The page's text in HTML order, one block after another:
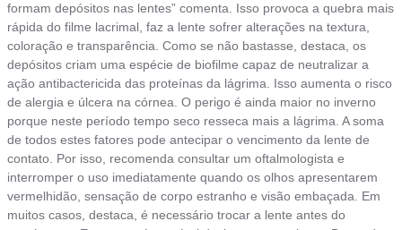
formam depósitos nas lentes” comenta. Isso provoca a quebra mais
rápida do filme lacrimal, faz a lente sofrer alterações na textura,
coloração e transparência. Como se não bastasse, destaca, os
depósitos criam uma espécie de biofilme capaz de neutralizar a
ação antibactericida das proteínas da lágrima. Isso aumenta o risco
de alergia e úlcera na córnea. O perigo é ainda maior no inverno
porque neste período tempo seco resseca mais a lágrima. A soma
de todos estes fatores pode antecipar o vencimento da lente de
contato. Por isso, recomenda consultar um oftalmologista e
interromper o uso imediatamente quando os olhos apresentarem
vermelhidão, sensação de corpo estranho e visão embaçada. Em
muitos casos, destaca, é necessário trocar a lente antes do